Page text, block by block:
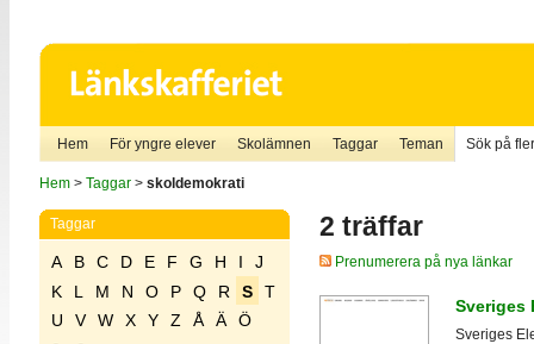
Hem För yngre elever Skolämnen Taggar Teman Sök på
Hem> Taggar> skoldemokrati
Taggar
A B C D E F G H I
J
K
L M N O P Q R S
T
U
V W X Y Z Å Ä
Ö
2 träffar
Prenumerera på nya länkar
Sveriges
Sveriges